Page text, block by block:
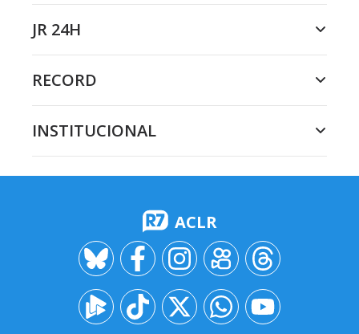
JR 24H
RECORD
INSTITUCIONAL
ACLR